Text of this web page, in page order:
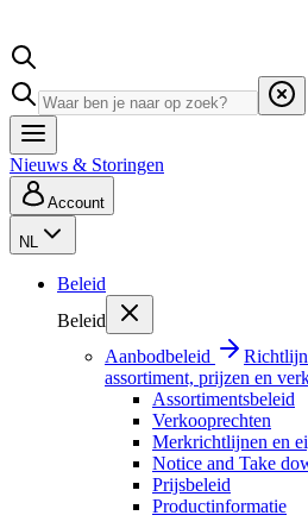
Nieuws & Storingen
Account
NL
Beleid
Beleid
Aanbodbeleid
assortiment, prijzen en
Assortimentsbeleid
Verkooprechten
Merkrichtlijnen en
Notice and Take
Prijsbeleid
Productinformatie